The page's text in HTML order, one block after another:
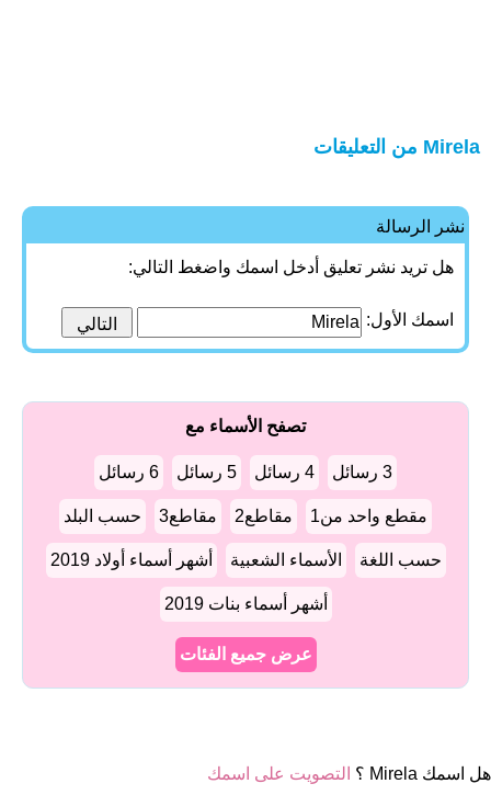
Mirela من التعليقات
نشر الرسالة
هل تريد نشر تعليق أدخل اسمك واضغط التالي:
اسمك الأول:
تصفح الأسماء مع
3 رسائل 4 رسائل 5 رسائل 6 رسائل
مقطع واحد من1 مقاطع2 مقاطع3 حسب البلد
حسب اللغة الأسماء الشعبية أشهر أسماء أولاد 2019
أشهر أسماء بنات 2019
عرض جميع الفئات
هل اسمك Mirela ؟ التصويت على اسمك